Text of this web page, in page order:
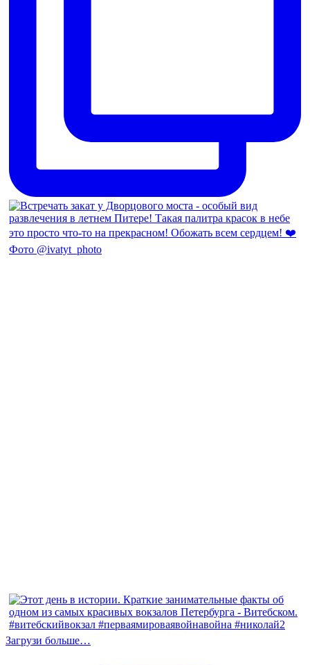
Загрузи больше…